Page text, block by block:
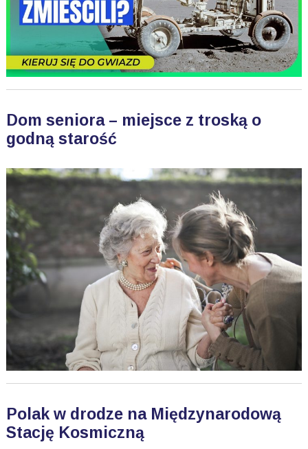
Dom seniora – miejsce z troską o
godną starość
Polak w drodze na Międzynarodową
Stację Kosmiczną